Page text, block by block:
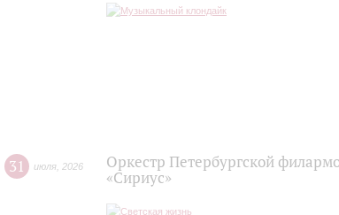
31 июля 2026
Оркестр Петербургской
«Сириус»